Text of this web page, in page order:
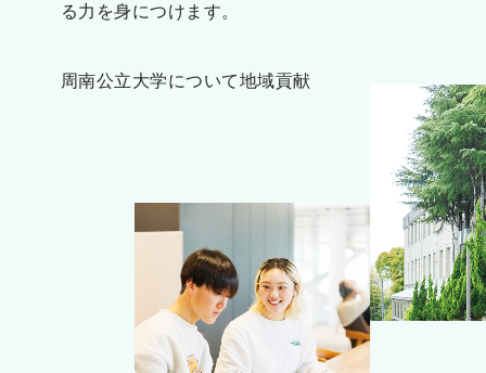
る力を身につけます。
周南公立大学について地域貢献